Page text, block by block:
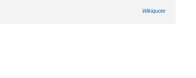
Wikiquote